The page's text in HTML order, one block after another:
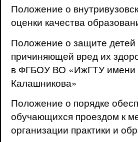
Положение о
оценки качества
Положение о защите
причиняющей вред их
в ФГБОУ ВО «ИжГТУ
Калашникова»
Положение о порядке
обучающихся проездом к
организации практики и